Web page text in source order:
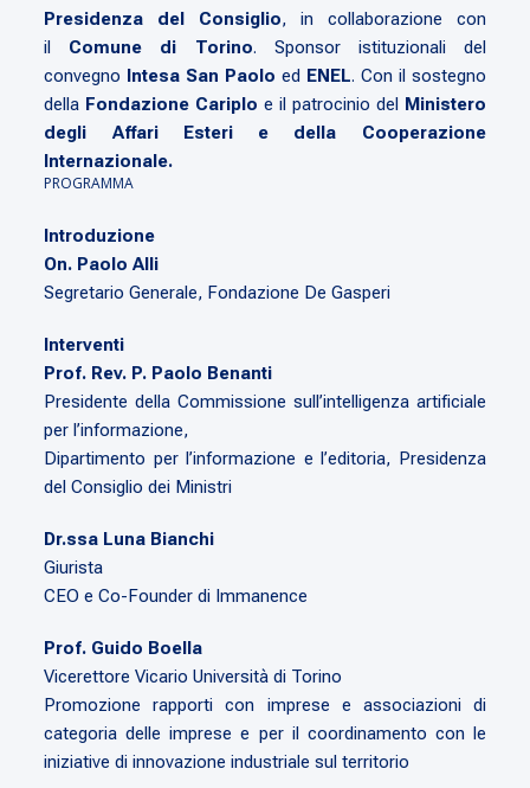
Presidenza del Consiglio, in collaborazione con
il Comune di Torino. Sponsor istituzionali del
convegno Intesa San Paoloed ENEL. Con il sostegno
della Fondazione Cariploe il patrocinio del Ministero
degli Affari Esteri e della Cooperazione
Internazionale.
PROGRAMMA
Introduzione
On. Paolo Alli
Segretario Generale, Fondazione De Gasperi
Interventi
Prof. Rev. P. Paolo Benanti
Presidente della Commissione sull’intelligenza artificiale
per l’informazione,
Dipartimento per l’informazione e l’editoria, Presidenza
del Consiglio dei Ministri
Dr.ssa Luna Bianchi
Giurista
CEO e Co-Founder di Immanence
Prof. Guido Boella
Vicerettore Vicario Università di Torino
Promozione rapporti con imprese e associazioni di
categoria delle imprese e per il coordinamento con le
iniziative di innovazione industriale sul territorio